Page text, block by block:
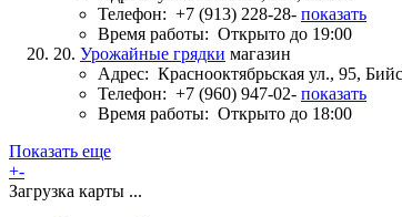
Телефон: +7 (913) 228-28- показать
Время работы: Открыто до 19:00
20. Урожайные грядки магазин
Адрес: Краснооктябрьская ул., 95,
Телефон: +7 (960) 947-02- показать
Время работы: Открыто до 18:00
Показать еще
+-
Загрузка карты ...